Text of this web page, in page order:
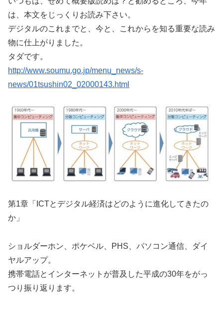
は、本文をじっくりお読み下さい。
デジタルのこれまでと、今と、これからを知る重要な読み
物に仕上がりました。
タダです。
http://www.soumu.go.jp/menu_news/s-
news/01tsushin02_02000143.html
第1章「ICTとデジタル経済はどのように進化してきたの
か」
ショルダーホン、ポケベル、PHS、パソコン通信、ダイ
ヤルアップ。
携帯電話とインターネットが普及した平成の30年をがっ
つり振り返ります。